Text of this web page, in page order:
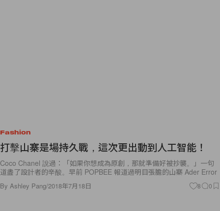
Fashion
打擊山寨是場持久戰，這次更出動到人工智能！
Coco Chanel 說過：「如果你想成為原創，那就準備好被抄襲。」一句
道盡了設計者的辛酸。早前 POPBEE 報道過明目張膽的山寨 Ader Error
By Ashley Pang/2018年7月18日 8 0